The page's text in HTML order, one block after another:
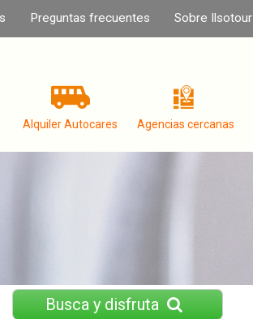
Preguntas frecuentes Sobre Ilsotour
Alquiler Autocares Agencias cercanas
Busca y disfruta